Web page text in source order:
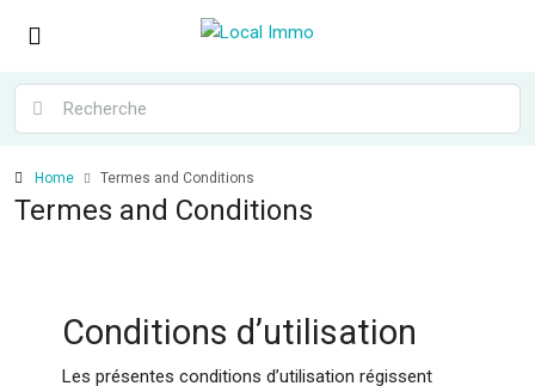
Home Termes and Conditions
Termes and Conditions
Conditions d’utilisation
Les présentes conditions d’utilisation régissent